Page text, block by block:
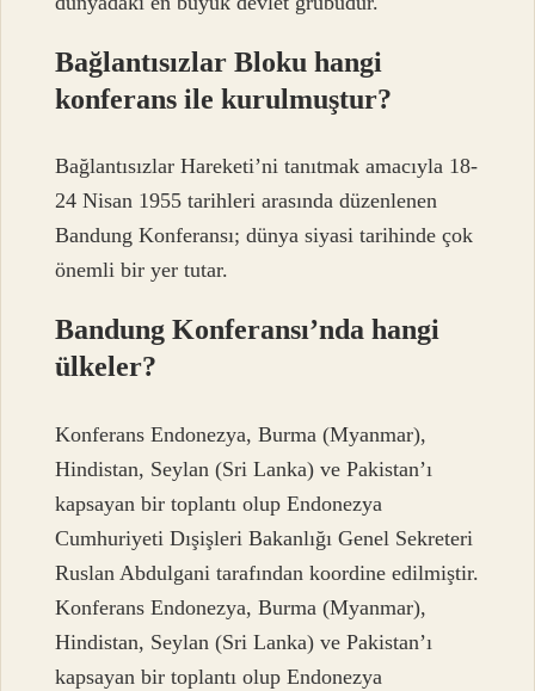
Bağlantısızlar Bloku hangi
konferans ile kurulmuştur?
Bağlantısızlar Hareketi’ni tanıtmak amacıyla 18-
24 Nisan 1955 tarihleri ​​arasında düzenlenen
Bandung Konferansı; dünya siyasi tarihinde çok
önemli bir yer tutar.
Bandung Konferansı’nda hangi
ülkeler?
Konferans Endonezya, Burma (Myanmar),
Hindistan, Seylan (Sri Lanka) ve Pakistan’ı
kapsayan bir toplantı olup Endonezya
Cumhuriyeti Dışişleri Bakanlığı Genel Sekreteri
Ruslan Abdulgani tarafından koordine edilmiştir.
Konferans Endonezya, Burma (Myanmar),
Hindistan, Seylan (Sri Lanka) ve Pakistan’ı
kapsayan bir toplantı olup Endonezya